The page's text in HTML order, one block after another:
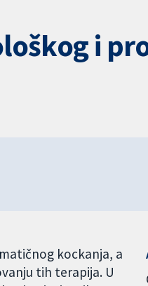
i
kockanja, a
tih terapija. U